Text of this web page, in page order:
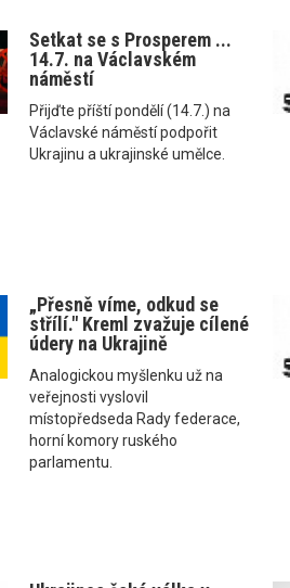
Setkat se s Prosperem ...
14.7. na Václavském
náměstí
Přijďte příští pondělí (14.7.) na
Václavské náměstí podpořit
Ukrajinu a ukrajinské umělce.
„Přesně víme, odkud se
střílí." Kreml zvažuje cílené
údery na Ukrajině
Analogickou myšlenku už na
veřejnosti vyslovil
místopředseda Rady federace,
horní komory ruského
parlamentu.